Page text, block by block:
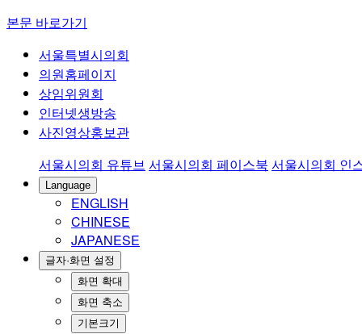
본문 바로가기
서울특별시의회
의원홈페이지
상임위원회
인터넷생방송
사진영상홍보관
서울시의회 유튜브 서울시의회 페이스북 서울시의회 인
Language
ENGLISH
CHINESE
JAPANESE
글자·화면 설정
화면 확대
화면 축소
기본크기